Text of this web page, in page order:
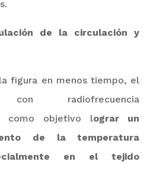
de la circulación y
figura en menos tiempo, el
con radiofrecuencia
como objetivo lograr un
de la temperatura
en el tejido